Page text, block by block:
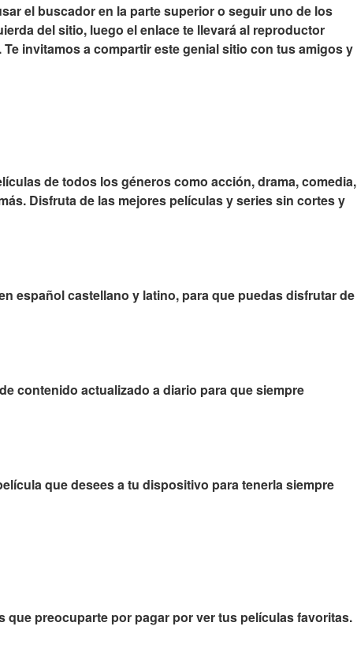
el buscador en la parte superior o seguir uno de los
del sitio, luego el enlace te llevará al reproductor
invitamos a compartir este genial sitio con tus amigos y
de todos los géneros como acción, drama, comedia,
Disfruta de las mejores películas y series sin cortes y
español castellano y latino, para que puedas disfrutar de
contenido actualizado a diario para que siempre
que desees a tu dispositivo para tenerla siempre
preocuparte por pagar por ver tus películas favoritas.